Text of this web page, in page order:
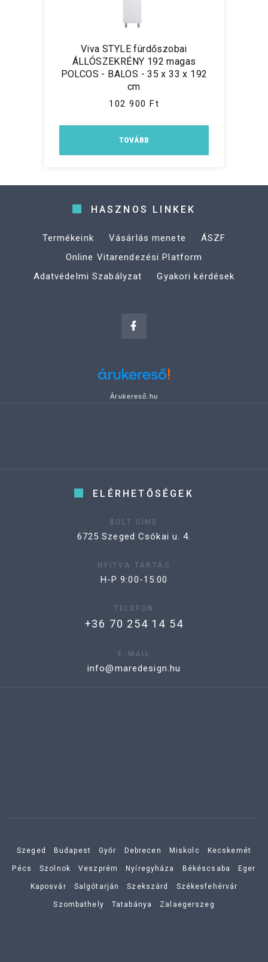
Viva STYLE fürdőszobai
ÁLLÓSZEKRÉNY 192 magas
POLCOS - BALOS - 35 x 33 x 192
cm
102 900 Ft
TOVÁBB
HASZNOS LINKEK
Termékeink Vásárlás menete
ÁSZF
Online Vitarendezési Platform
Adatvédelmi Szabályzat
Gyakori kérdések
Árukereső.hu
ELÉRHETŐSÉGEK
BOLT CÍME
6725 Szeged Csókai u. 4.
NYITVA TARTÁS
H-P 9:00-15:00
TELEFON
+36 70 254 14 54
E-MAIL
info@maredesign.hu
Szeged Budapest Győr Debrecen Miskolc Kecskemét
Pécs Szolnok Veszprém Nyíregyháza Békéscsaba Eger
Kaposvár Salgótarján Szekszárd Székesfehérvár
Szombathely Tatabánya Zalaegerszeg